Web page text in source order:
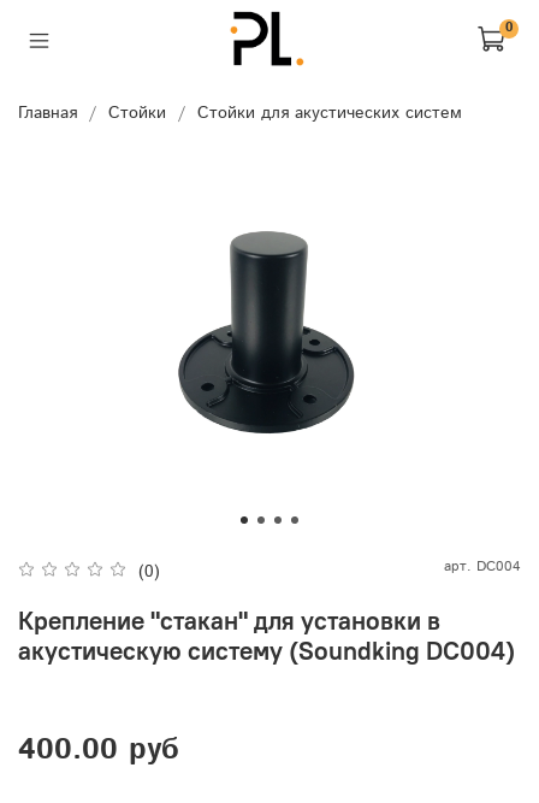
0
Главная Стойки Стойки для акустических систем
(0) арт. DC004
Крепление "стакан" для установки в
акустическую систему (Soundking DC004)
400.00 руб